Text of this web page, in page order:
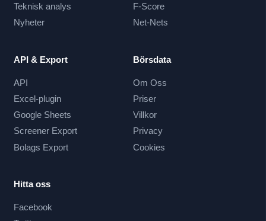
Teknisk analys
Nyheter
F-Score
Net-Nets
API & Export
API
Excel-plugin
Google Sheets
Screener Export
Bolags Export
Börsdata
Om Oss
Priser
Villkor
Privacy
Cookies
Hitta oss
Facebook